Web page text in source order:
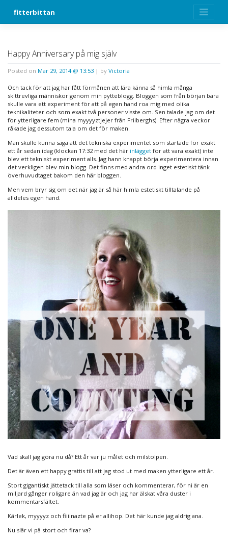
fitterbittan
Happy Anniversary på mig själv
Posted on Mar 29, 2014 @ 13:53 | by Victoria
Och tack för att jag har fått förmånen att lära känna så himla många
skittrevliga människor genom min pytteblogg. Bloggen som från början bara
skulle vara ett experiment för att på egen hand roa mig med olika
teknikaliteter och som exakt två personer visste om. Sen talade jag om det
för ytterligare fem (mina myyyyztjejer från Friiberghs). Efter några veckor
råkade jag dessutom tala om det för maken.
Man skulle kunna säga att det tekniska experimentet som startade för exakt
ett år sedan idag (klockan 17:32 med det här inlägget för att vara exakt) inte
blev ett tekniskt experiment alls. Jag hann knappt börja experimentera innan
det verkligen blev min blogg. Det finns med andra ord inget estetiskt tänk
överhuvudtaget bakom den här bloggen.
Men vem bryr sig om det när jag är så här himla estetiskt tilltalande på
alldeles egen hand.
Vad skall jag göra nu då? Ett år var ju målet och milstolpen.
Det är även ett happy grattis till att jag stod ut med maken ytterligare ett år.
Stort gigantiskt jättetack till alla som läser och kommenterar, för ni är en
miljard gånger roligare än vad jag är och jag har älskat våra duster i
kommentarsfältet.
Kärlek, myyyyz och fiiiinazte på er allihop. Det här kunde jag aldrig ana.
Nu slår vi på stort och firar va?